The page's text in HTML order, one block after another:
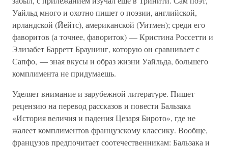
Уайльд много и охотно пишет о поэзии, английской,
ирландской (Йейтс), американской (Уитмен); среди его
фаворитов (а точнее, фавориток) — Кристина Россетти и
Элизабет Барретт Браунинг, которую он сравнивает с
Сапфо, — зная вкусы и образ жизни Уайльда, большего
комплимента не придумаешь.
Уделяет внимание и зарубежной литературе. Пишет
рецензию на перевод рассказов и повести Бальзака
«История величия и падения Цезаря Бирото», где не
жалеет комплиментов французскому классику. Вообще,
французов предпочитает соотечественникам: Бальзака и